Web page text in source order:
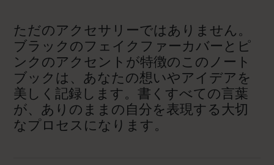
ただのアクセサリーではありません。
ブラックのフェイクファーカバーとピ
ンクのアクセントが特徴のこのノート
ブックは、あなたの想いやアイデアを
美しく記録します。書くすべての言葉
が、ありのままの自分を表現する大切
なプロセスになります。